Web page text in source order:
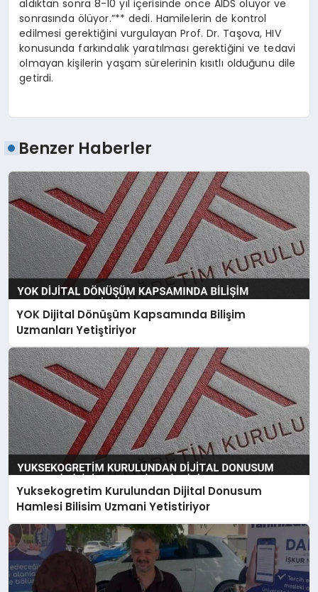
aldıktan sonra 8-10 yıl içerisinde önce AIDS oluyor ve
sonrasında ölüyor.”** dedi. Hamilelerin de kontrol
edilmesi gerektiğini vurgulayan Prof. Dr. Taşova, HIV
konusunda farkındalık yaratılması gerektiğini ve tedavi
olmayan kişilerin yaşam sürelerinin kısıtlı olduğunu dile
getirdi.
Benzer Haberler
YOK Dijital Dönüşüm Kapsamında Bilişim
Uzmanları Yetiştiriyor
Yuksekogretim Kurulundan Dijital Donusum
Hamlesi Bilisim Uzmani Yetistiriyor